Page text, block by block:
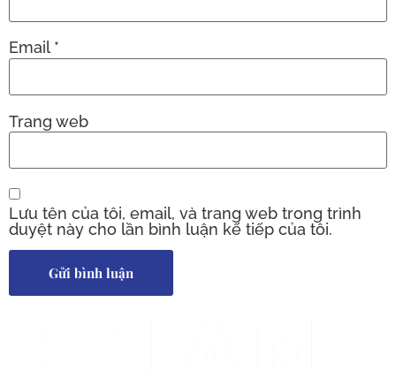
Email *
Trang web
Lưu tên của tôi, email, và trang web trong trình
duyệt này cho lần bình luận kế tiếp của tôi.